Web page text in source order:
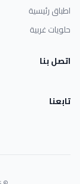
اطباق رئيسية
حلويات غربية
اتصل بنا
تابعنا